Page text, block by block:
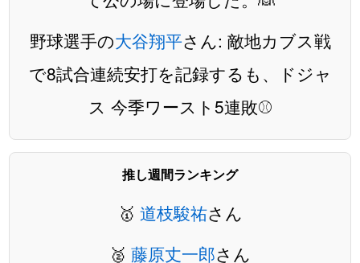
野球選手の大谷翔平さん: 敵地カブス戦
で8試合連続安打を記録するも、ドジャ
ス 今季ワースト5連敗⚾️
推し週間ランキング
🥇 道枝駿祐さん
🥈 藤原丈一郎さん